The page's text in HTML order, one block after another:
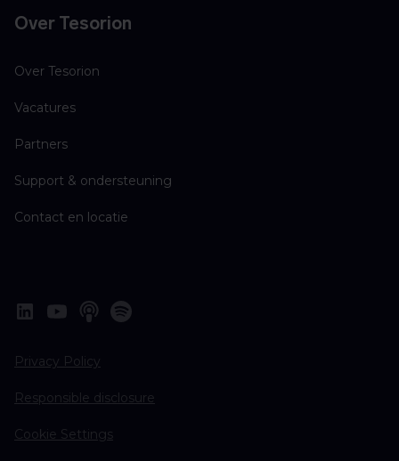
Over Tesorion
Over Tesorion
Vacatures
Partners
Support & ondersteuning
Contact en locatie
Privacy Policy
Responsible disclosure
Cookie Settings